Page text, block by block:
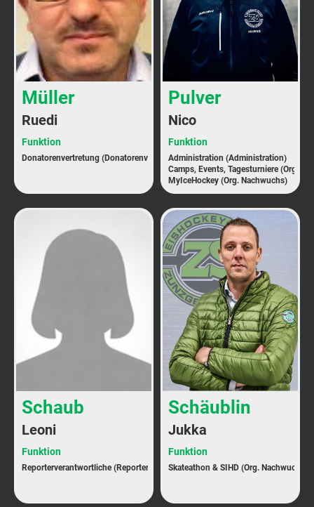
Müller
Ruedi
Funktion
Donatorenvertretung (Donatorenvertretung)
Pulver
Nico
Funktion
Administration (Administration)
Camps, Events, Tagesturniere (Org.
MyIceHockey (Org. Nachwuchs)
Schaub
Leoni
Funktion
Reporterverantwortliche (Reporter)
Schäublin
Jukka
Funktion
Skateathon & SIHD (Org. Nachwuchs)